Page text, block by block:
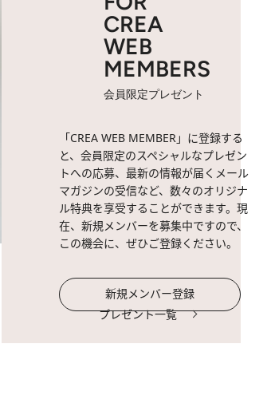
CREA
WEB
MEMBERS
会員限定プレゼント
「CREA WEB MEMBER」に登録する
と、会員限定のスペシャルなプレゼン
トへの応募、最新の情報が届くメール
マガジンの受信など、数々のオリジナ
ル特典を享受することができます。現
在、新規メンバーを募集中ですので、
この機会に、ぜひご登録ください。
新規メンバー登録
プレゼント一覧